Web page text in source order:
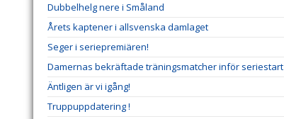
Dubbelhelg nere i Småland
Årets kaptener i allsvenska damlaget
Seger i seriepremiären!
Damernas bekräftade träningsmatcher inför seriestart
Äntligen är vi igång!
Truppuppdatering !